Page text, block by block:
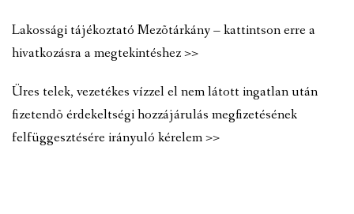
Lakossági tájékoztató Mezõtárkány – kattintson erre a
hivatkozásra a megtekintéshez >>
Üres telek, vezetékes vízzel el nem látott ingatlan után
fizetendõ érdekeltségi hozzájárulás megfizetésének
felfüggesztésére irányuló kérelem >>